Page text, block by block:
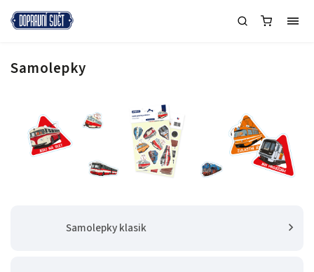
Samolepky
Samolepky klasik